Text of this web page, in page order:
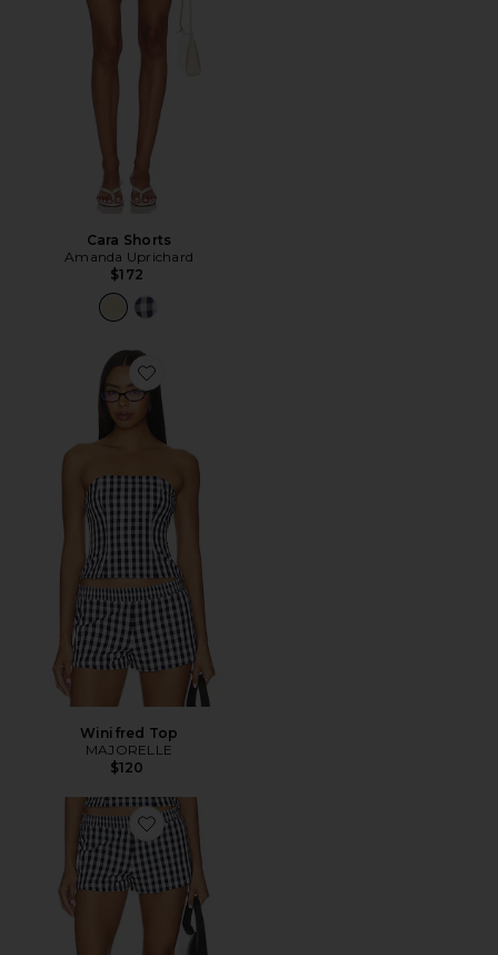
Cara Shorts
Amanda Uprichard
$172
Favorite Winifred Top
Winifred Top
MAJORELLE
$120
Favorite Winifred Short